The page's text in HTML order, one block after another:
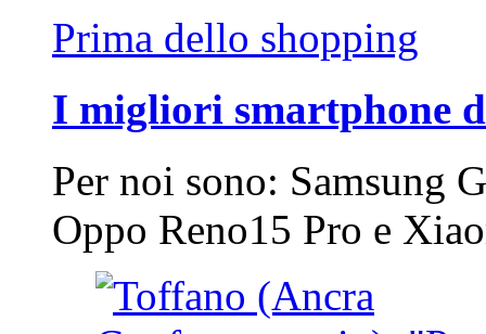
Prima dello shopping
I migliori smartphone
Per noi sono: Samsung
Oppo Reno15 Pro e